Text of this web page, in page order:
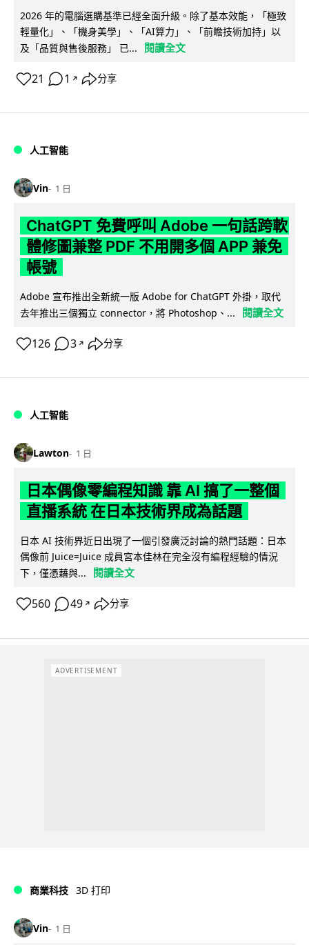
2026 年的電腦選購基準已經全面升級。除了基本效能，「極致
輕量化」、「機身美學」、「AI算力」、「前瞻技術加持」以
及「品質與售後服務」 已...
閱讀全文
21 1 ↗ 分享
人工智能
Vin 1 日
ChatGPT 免費呼叫 Adobe 一句話跨軟
體修圖兼整 PDF 不用開多個 APP 兼免
帳號
Adobe 宣布推出全新統一版 Adobe for ChatGPT 外掛，取代
去年推出三個獨立 connector，將 Photoshop、...
閱讀全文
126 3 ↗ 分享
人工智能
Lawton 1 日
日本偶像零編程知識 靠 AI 搞了一整個
直播系統 在日本技術界成為話題
日本 AI 技術界近日出現了一個引發廣泛討論的熱門話題：日本
偶像前 Juice=Juice 成員宮本佳林在完全沒有編程經驗的情況
下，僅憑藉與...
閱讀全文
560 49 ↗ 分享
ADVERTISEMENT
商業科技 3D 打印
Vin 1 日